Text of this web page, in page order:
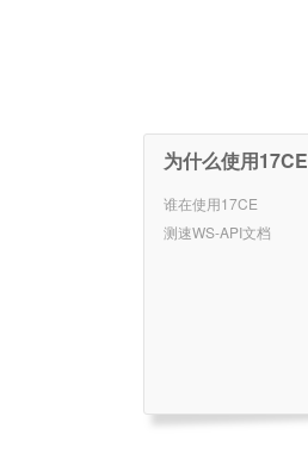
为什么使用17CE
谁在使用17CE
测速WS-API文档